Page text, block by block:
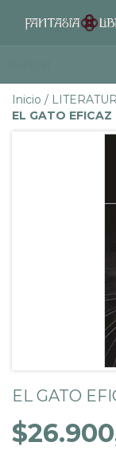
Inicio /
EL GATO
EL GATO